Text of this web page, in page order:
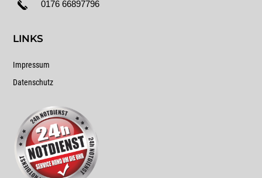
0176 66897796
LINKS
Impressum
Datenschutz